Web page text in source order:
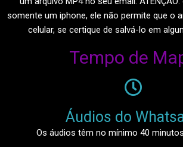
somente um iphone, ele não permite que o
celular, se certique de salvá-lo em
Tempo de
Áudios do
Os áudios têm no mínimo 40